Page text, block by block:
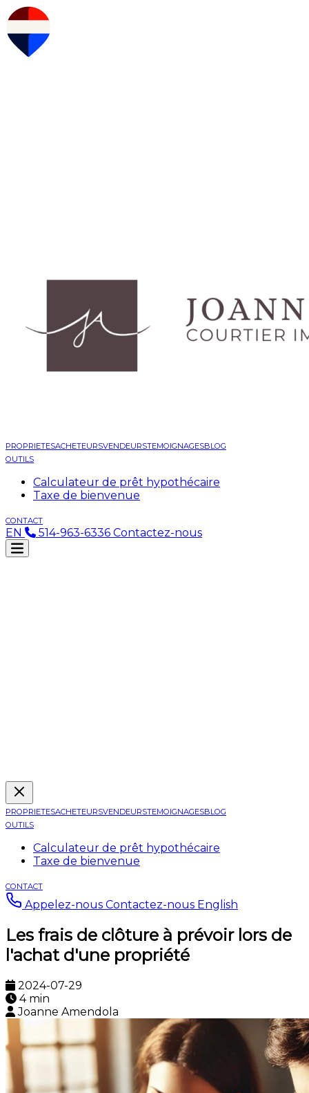
PROPRIETESACHETEURSVENDEURSTEMOIGNAGESBLOG
OUTILS
Calculateur de prêt hypothécaire
Taxe de bienvenue
CONTACT
EN 514-963-6336 Contactez-nous
PROPRIETESACHETEURSVENDEURSTEMOIGNAGESBLOG
OUTILS
Calculateur de prêt hypothécaire
Taxe de bienvenue
CONTACT
Appelez-nous Contactez-nous English
Les frais de clôture à prévoir lors de
l'achat d'une propriété
2024-07-29
4 min
Joanne Amendola